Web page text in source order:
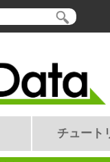
チュート